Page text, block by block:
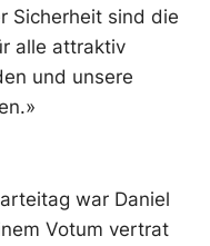
Sicherheit sind die
alle attraktiv
und unsere
war Daniel
Votum vertrat